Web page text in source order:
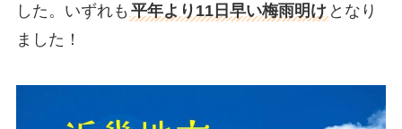
した。いずれも 平年より11日早い梅雨明け となり
ました！